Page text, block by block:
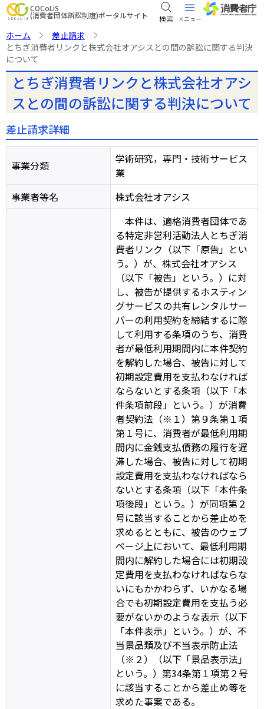
COCoLiS
(消費者団体訴訟制度)ポータルサイト
ホーム
差止請求
とちぎ消費者リンクと株式会社オアシスとの間の訴訟に関する判決
について
とちぎ消費者リンクと株式会社オアシ
スとの間の訴訟に関する判決について
差止請求詳細
事業分類
学術研究，専門・技術サービス
業
事業者等名
株式会社オアシス
本件は、適格消費者団体であ
る特定非営利活動法人とちぎ消
費者リンク（以下「原告」とい
う。）が、株式会社オアシス
（以下「被告」という。）に対
し、被告が提供するホスティン
グサービスの共有レンタルサー
バーの利用契約を締結するに際
して利用する条項のうち、消費
者が最低利用期間内に本件契約
を解約した場合、被告に対して
初期設定費用を支払わなければ
ならないとする条項（以下「本
件条項前段」という。）が消費
者契約法（※１）第９条第１項
第１号に、消費者が最低利用期
間内に金銭支払債務の履行を遅
滞した場合、被告に対して初期
設定費用を支払わなければなら
ないとする条項（以下「本件条
項後段」という。）が同項第２
号に該当することから差止めを
求めるとともに、被告のウェブ
ページ上において、最低利用期
間内に解約した場合には初期設
定費用を支払わなければならな
いにもかかわらず、いかなる場
合でも初期設定費用を支払う必
要がないかのような表示（以下
「本件表示」という。）が、不
当景品類及び不当表示防止法
（※２）（以下「景品表示法」
という。）第34条第１項第２号
に該当することから差止め等を
求めた事案である。